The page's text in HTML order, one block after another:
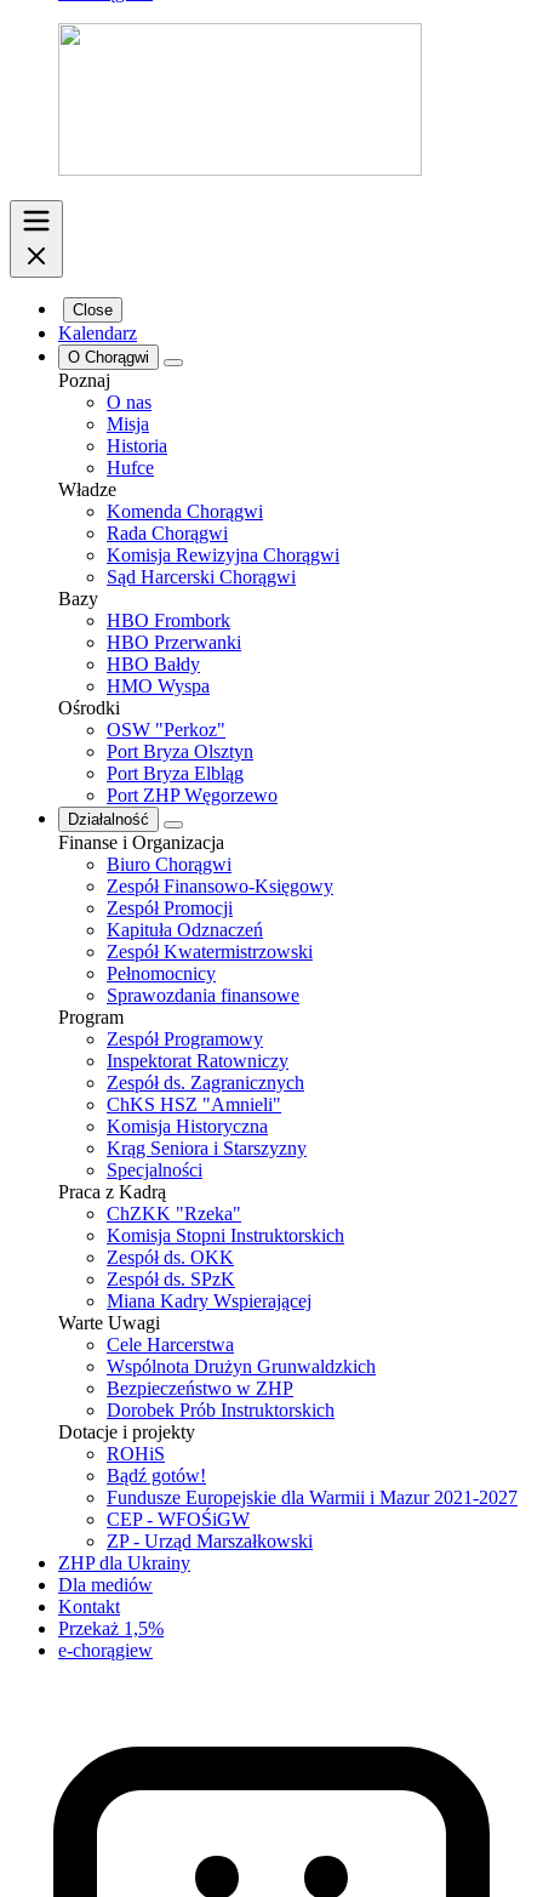
Close
Kalendarz
O Chorągwi
Poznaj
O nas
Misja
Historia
Hufce
Władze
Komenda Chorągwi
Rada Chorągwi
Komisja Rewizyjna Chorągwi
Sąd Harcerski Chorągwi
Bazy
HBO Frombork
HBO Przerwanki
HBO Bałdy
HMO Wyspa
Ośrodki
OSW "Perkoz"
Port Bryza Olsztyn
Port Bryza Elbląg
Port ZHP Węgorzewo
Działalność
Finanse i Organizacja
Biuro Chorągwi
Zespół Finansowo-Księgowy
Zespół Promocji
Kapituła Odznaczeń
Zespół Kwatermistrzowski
Pełnomocnicy
Sprawozdania finansowe
Program
Zespół Programowy
Inspektorat Ratowniczy
Zespół ds. Zagranicznych
ChKS HSZ "Amnieli"
Komisja Historyczna
Krąg Seniora i Starszyzny
Specjalności
Praca z Kadrą
ChZKK "Rzeka"
Komisja Stopni Instruktorskich
Zespół ds. OKK
Zespół ds. SPzK
Miana Kadry Wspierającej
Warte Uwagi
Cele Harcerstwa
Wspólnota Drużyn Grunwaldzkich
Bezpieczeństwo w ZHP
Dorobek Prób Instruktorskich
Dotacje i projekty
ROHiS
Bądź gotów!
Fundusze Europejskie dla Warmii i Mazur 2021-2027
CEP - WFOŚiGW
ZP - Urząd Marszałkowski
ZHP dla Ukrainy
Dla mediów
Kontakt
Przekaż 1,5%
e-chorągiew